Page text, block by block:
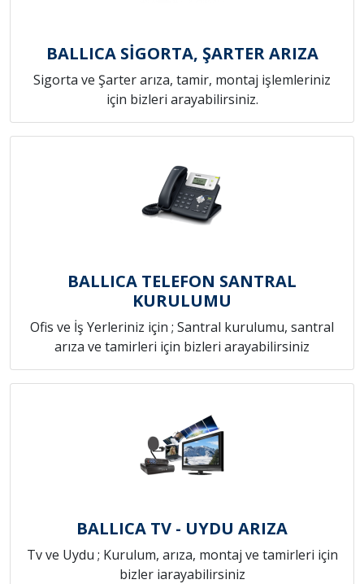
BALLICA SİGORTA, ŞARTER ARIZA
Sigorta ve Şarter arıza, tamir, montaj işlemleriniz
için bizleri arayabilirsiniz.
BALLICA TELEFON SANTRAL
KURULUMU
Ofis ve İş Yerleriniz için ; Santral kurulumu, santral
arıza ve tamirleri için bizleri arayabilirsiniz
BALLICA TV - UYDU ARIZA
Tv ve Uydu ; Kurulum, arıza, montaj ve tamirleri için
bizler iarayabilirsiniz